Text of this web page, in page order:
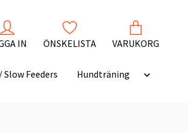
IN ÖNSKELISTA VARUKORG
Slow Feeders
Hundträning